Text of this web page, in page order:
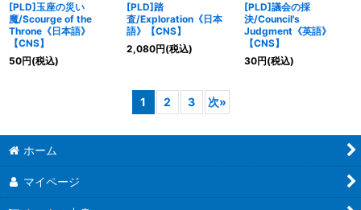
[PLD]玉座の災い
魔/Scourge of the
Throne《日本語》
【CNS】
50円(税込)
[PLD]踏
査/Exploration《日本
語》【CNS】
2,080円(税込)
[PLD]議会の採
決/Council's
Judgment《英語》
【CNS】
30円(税込)
1 2 3 次»
ホーム
マイページ